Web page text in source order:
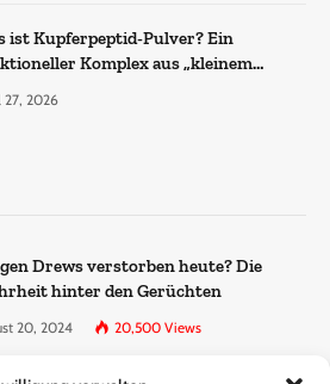
ist Kupferpeptid-Pulver? Ein
Komplex aus „kleinem
27, 2026
Drews verstorben heute? Die
hinter den Gerüchten
20, 2024 20,500 Views